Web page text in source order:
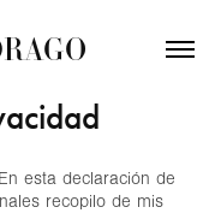
esta declaración de
recopilo de mis